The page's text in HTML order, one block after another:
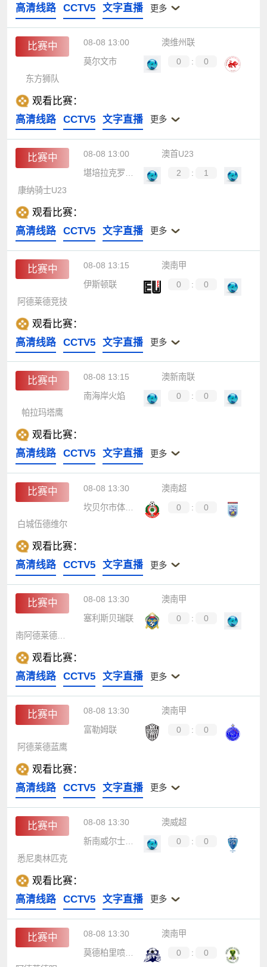
高清线路
CCTV5 文字直播 更多
比赛中 08-08 13:00
澳维州联
莫尔文市
0 :
0
东方狮队
观看比赛：
高清线路
CCTV5 文字直播 更多
比赛中 08-08 13:00
澳首U23
2 :
1
康纳骑士U23
观看比赛：
高清线路
CCTV5 文字直播 更多
比赛中 08-08 13:15
澳南甲
伊斯顿联
0 :
0
阿德莱德竞技
观看比赛：
高清线路
CCTV5 文字直播 更多
比赛中 08-08 13:15
澳新南联
南海岸火焰
0 :
0
帕拉玛塔鹰
观看比赛：
高清线路
CCTV5 文字直播 更多
比赛中 08-08 13:30
澳南超
坎贝尔市体育馆
0 :
0
白城伍德维尔
观看比赛：
高清线路
CCTV5 文字直播 更多
比赛中 08-08 13:30
澳南甲
塞利斯贝瑞联
0 :
0
观看比赛：
高清线路
CCTV5 文字直播 更多
比赛中 08-08 13:30
澳南甲
富勒姆联
0 :
0
阿德莱德蓝鹰
观看比赛：
高清线路
CCTV5 文字直播 更多
比赛中 08-08 13:30
澳威超
新南威尔士大学
0 :
0
悉尼奥林匹克
观看比赛：
高清线路
CCTV5 文字直播 更多
比赛中 08-08 13:30
澳南甲
莫德柏里喷射机
0 :
0